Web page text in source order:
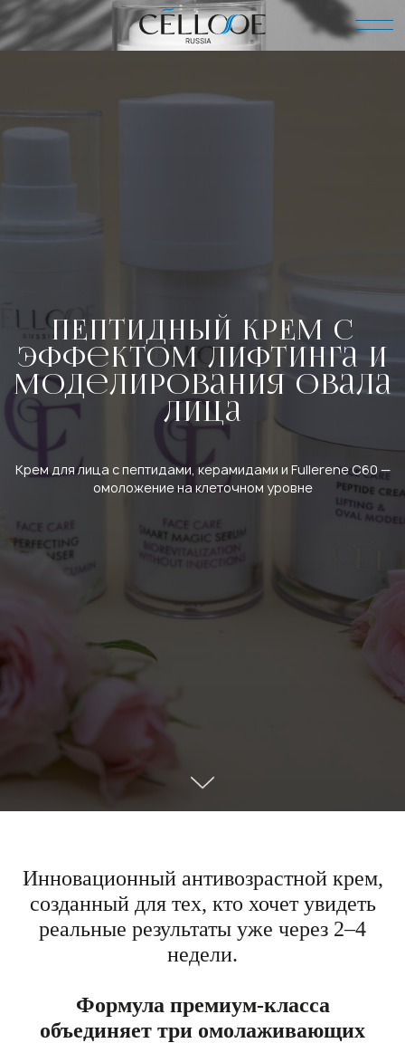
ПЕПТИДНЫЙ КРЕМ С
эффектом ЛИФТинга и
моделирования овала
лица
Крем для лица с пептидами, керамидами и Fullerene C60 —
омоложение на клеточном уровне
Инновационный антивозрастной крем,
созданный для тех, кто хочет увидеть
реальные результаты уже через 2–4
недели.
Формула премиум-класса
объединяет три омолаживающих